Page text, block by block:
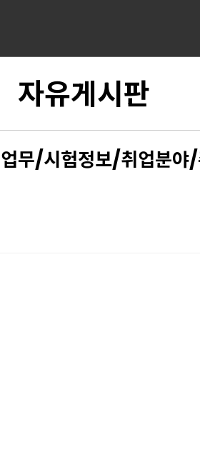
자유게시판
무/시험정보/취업분야/